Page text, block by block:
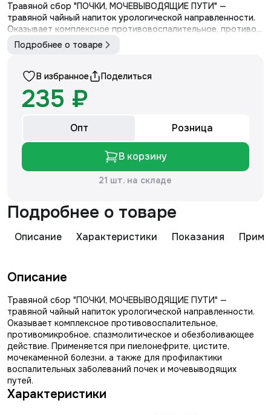
Травяной сбор "ПОЧКИ, МОЧЕВЫВОДЯЩИЕ ПУТИ" —
травяной чайный напиток урологической направленности.
Оказывает комплексное противовоспалительное, противо...
Подробнее о товаре
В избранное Поделиться
235 ₽
Опт Розница
В корзину
21 шт. на складе
Подробнее о товаре
Описание Характеристики Показания
Описание
Травяной сбор "ПОЧКИ, МОЧЕВЫВОДЯЩИЕ ПУТИ" —
травяной чайный напиток урологической направленности.
Оказывает комплексное противовоспалительное,
противомикробное, спазмолитическое и обезболивающее
действие. Применяется при пиелонефрите, цистите,
мочекаменной болезни, а также для профилактики
воспалительных заболеваний почек и мочевыводящих
путей.
Характеристики